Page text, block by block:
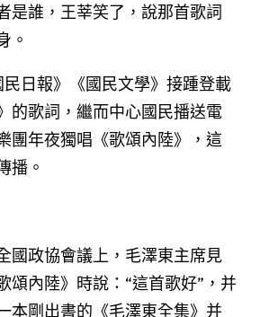
是誰，王莘笑了，說那首歌詞
。
報》《國民文學》接踵登載
的歌詞，繼而中心國民播送電
團年夜獨唱《歌頌內陸》，這
播。
政協會議上，毛澤東主席見
頌內陸》時說：“這首歌好”，并
本剛出書的《毛澤東全集》并